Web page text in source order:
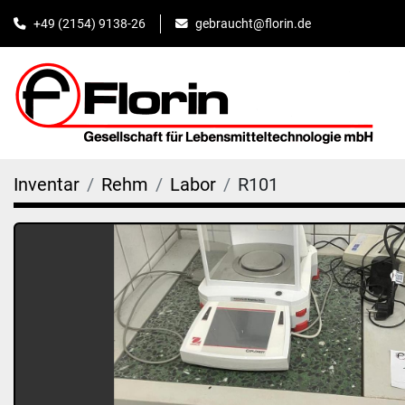
+49 (2154) 9138-26 gebraucht@florin.de
Inventar Rehm Labor R101